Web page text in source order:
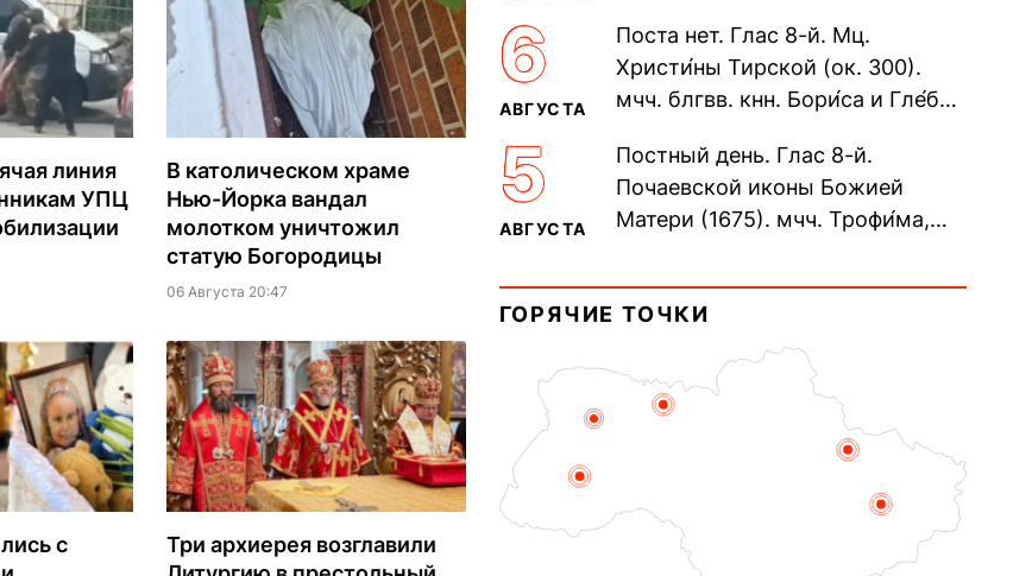
линия
УПЦ
В католическом храме
Нью-Йорка вандал
молотком уничтожил
статую Богородицы
06 Августа 20:47
с
Три архиерея возглавили
прп. Евпракси́и девы,...
6
АВГУСТА
Поста нет. Глас 8-й. Мц.
Христи́ны Тирской (ок. 300).
мчч. блгвв. кнн. Бори́са и Гле́ба,
Дави́да (1015). Прп....
5
АВГУСТА
Постный день. Глас 8-й.
Почаевской иконы Божией
Матери (1675). мчч. Трофи́ма,
мучеников (284–305). прав.
воина Фео́дора...
ГОРЯЧИЕ ТОЧКИ